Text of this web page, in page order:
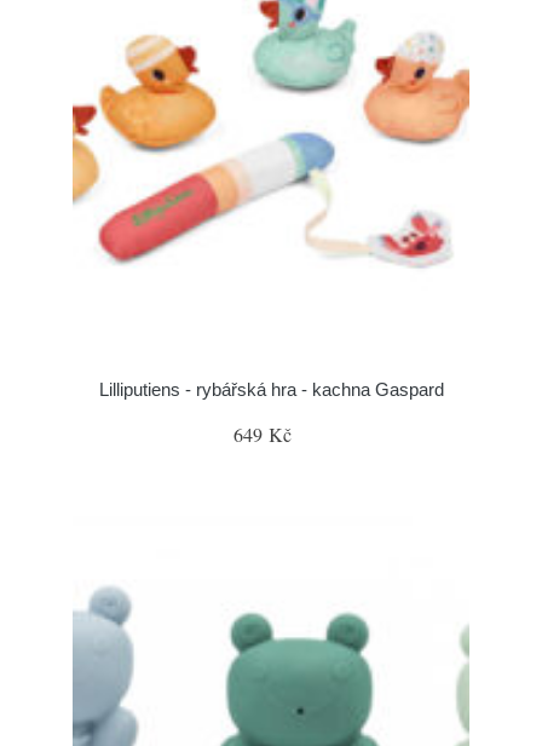
Lilliputiens - rybářská hra - kachna Gaspard
649 Kč